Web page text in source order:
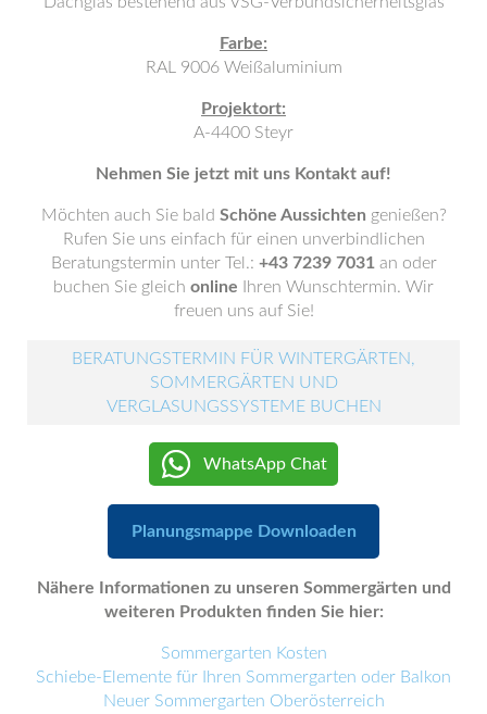
Farbe:
RAL 9006 Weißaluminium
Projektort:
A-4400 Steyr
Nehmen Sie jetzt mit uns Kontakt auf!
Möchten auch Sie bald Schöne Aussichten genießen?
Rufen Sie uns einfach für einen unverbindlichen
Beratungstermin unter Tel.: +43 7239 7031 an oder
buchen Sie gleich online Ihren Wunschtermin. Wir
freuen uns auf Sie!
BERATUNGSTERMIN FÜR WINTERGÄRTEN,
SOMMERGÄRTEN UND
VERGLASUNGSSYSTEME BUCHEN
WhatsApp Chat
Planungsmappe Downloaden
Nähere Informationen zu unseren Sommergärten und
weiteren Produkten finden Sie hier:
Sommergarten Kosten
Schiebe-Elemente für Ihren Sommergarten oder Balkon
Neuer Sommergarten Oberösterreich